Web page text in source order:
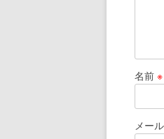
名前 ※
メール